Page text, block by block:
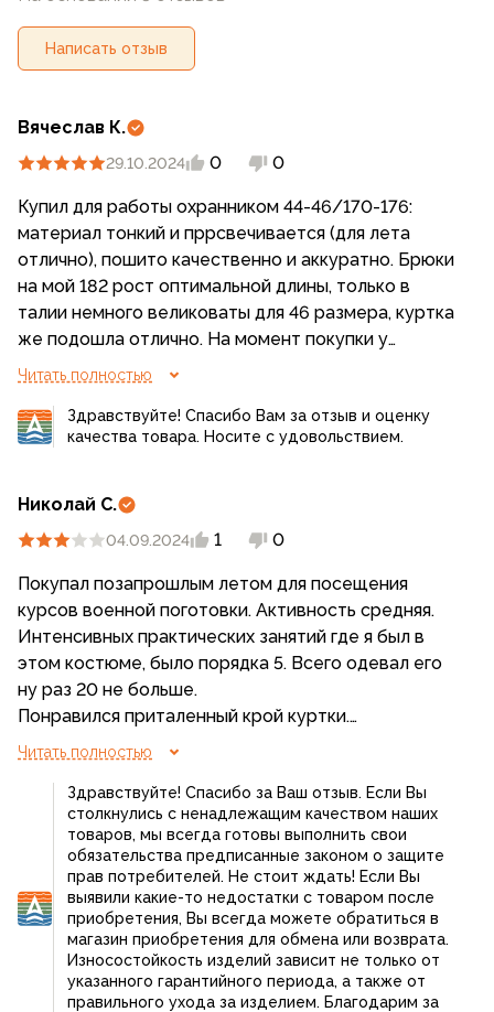
Написать отзыв
Вячеслав К.
29.10.2024 0 0
Купил для работы охранником 44-46/170-176:
материал тонкий и пррсвечивается (для лета
отлично), пошито качественно и аккуратно. Брюки
на мой 182 рост оптимальной длины, только в
талии немного великоваты для 46 размера, куртка
же подошла отлично. На момент покупки у
магазина был юбилей и 15 % скидка два дня,
вкусной цене!
Читать полностью
Здравствуйте! Спасибо Вам за отзыв и оценку
качества товара. Носите с удовольствием.
Николай С.
04.09.2024 1 0
Покупал позапрошлым летом для посещения
курсов военной поготовки. Активность средняя.
Интенсивных практических занятий где я был в
этом костюме, было порядка 5. Всего одевал его
ну раз 20 не больше.
Понравился приталенный крой куртки.
Непонравился крой штанов- очень низкая
прочная. На куртке сбоку около шва и на штанах
между ног начала расползаться не по швам , а
Читать полностью
Здравствуйте! Спасибо за Ваш отзыв. Если Вы
столкнулись с ненадлежащим качеством наших
товаров, мы всегда готовы выполнить свои
обязательства предписанные законом о защите
прав потребителей. Не стоит ждать! Если Вы
выявили какие-то недостатки с товаром после
приобретения, Вы всегда можете обратиться в
магазин приобретения для обмена или возврата.
Износостойкость изделий зависит не только от
указанного гарантийного периода, а также от
правильного ухода за изделием. Благодарим за